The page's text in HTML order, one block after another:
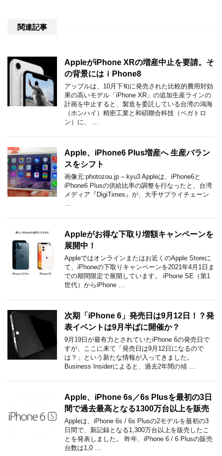
関連記事
AppleがiPhone XRの増産中止を要請。そ
の背景にはｉPhone8
アップルは、10月下旬に発売された比較的費用対効
果の高いモデル「iPhone XR」の追加生産ラインの
計画を中止すると、製造を委託している台湾の鴻海
（ホンハイ）精密工業と和碩聯合科技（ペガトロ
ン）に、 …
Apple、iPhone6 Plus増産へ 生産バラン
スをシフト
画像元:photozou.jp – kyu3 Appleは、iPhone6と
iPhone6 Plusの供給比率の調整を行なったと、台湾
メディア『DigiTimes』が、大手サプライチェーン
…
Appleがお得な下取り増額キャンペーンを
展開中！
Appleではオンラインまたはお近くのApple Storeに
て、iPhoneの下取りキャンペーンを2021年4月1日ま
での期間限定で展開しています。 iPhone SE（第1
世代）からiPhone …
次期「iPhone 6」発売日は9月12日！？発
表イベントは9月半ばに開催か？
9月19日が最有力とされていたiPhone 6の発売日で
すが、ここに来て「発売日は9月12日になるので
は？」という新たな情報が入ってきました。
Business Insiderによると、過去2年間の傾 …
Apple、iPhone 6s／6s Plusを最初の3日
間で過去最高となる1300万台以上を販売
Appleは、iPhone 6s / 6s Plusの2モデルを最初の3
日間で、新記録となる1,300万台以上を販売したこ
とを発表しました。 昨年、iPhone 6 / 6 Plusの販売
台数は1,0 …